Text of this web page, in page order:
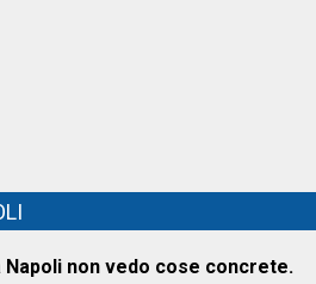
Napoli non vedo cose concrete.